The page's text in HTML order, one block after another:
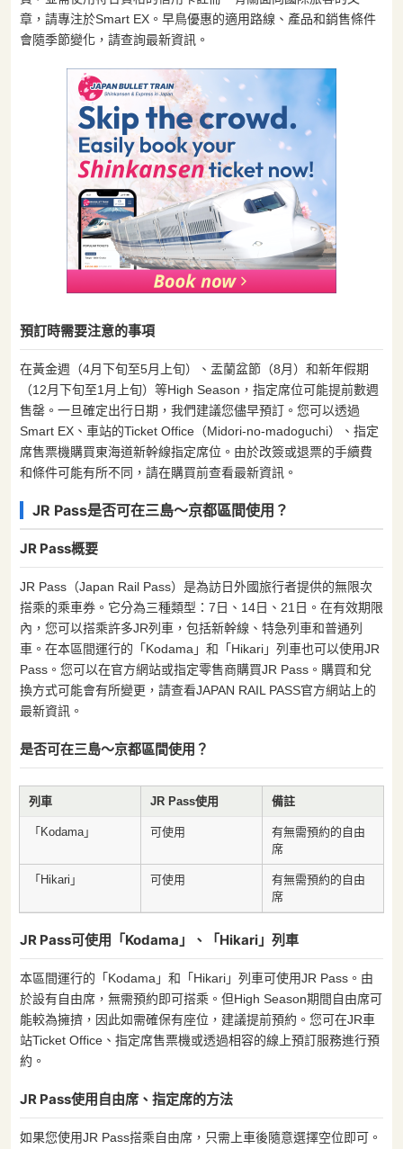
章，請專注於Smart EX。早鳥優惠的適用路線、產品和銷售條件
會隨季節變化，請查詢最新資訊。
預訂時需要注意的事項
在黃金週（4月下旬至5月上旬）、盂蘭盆節（8月）和新年假期
（12月下旬至1月上旬）等High Season，指定席位可能提前數週
售罄。一旦確定出行日期，我們建議您儘早預訂。您可以透過
Smart EX、車站的Ticket Office（Midori-no-madoguchi）、指定
席售票機購買東海道新幹線指定席位。由於改簽或退票的手續費
和條件可能有所不同，請在購買前查看最新資訊。
JR Pass是否可在三島～京都區間使用？
JR Pass概要
JR Pass（Japan Rail Pass）是為訪日外國旅行者提供的無限次
搭乘的乘車券。它分為三種類型：7日、14日、21日。在有效期限
內，您可以搭乘許多JR列車，包括新幹線、特急列車和普通列
車。在本區間運行的「Kodama」和「Hikari」列車也可以使用JR
Pass。您可以在官方網站或指定零售商購買JR Pass。購買和兌
換方式可能會有所變更，請查看JAPAN RAIL PASS官方網站上的
最新資訊。
是否可在三島～京都區間使用？
列車 JR Pass使用 備註
「Kodama」 可使用
有無需預約的自由
席
「Hikari」 可使用
有無需預約的自由
席
JR Pass可使用「Kodama」、「Hikari」列車
本區間運行的「Kodama」和「Hikari」列車可使用JR Pass。由
於設有自由席，無需預約即可搭乘。但High Season期間自由席可
能較為擁擠，因此如需確保有座位，建議提前預約。您可在JR車
站Ticket Office、指定席售票機或透過相容的線上預訂服務進行預
約。
JR Pass使用自由席、指定席的方法
如果您使用JR Pass搭乘自由席，只需上車後隨意選擇空位即可。